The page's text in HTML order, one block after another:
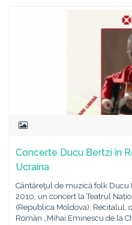
Concerte Ducu Bertzi în
Ucraina
Cântăreţul de muzică folk Ducu
2010, un concert la Teatrul
(Republica Moldova). Recitalul,
Român „Mihai Eminescu de la